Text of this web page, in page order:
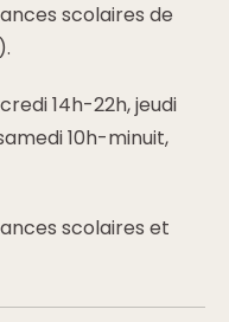
scolaires de
14h-22h, jeudi
10h-minuit,
scolaires et